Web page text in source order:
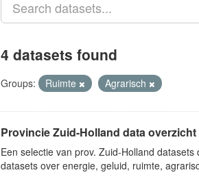
4 datasets found
Groups: Ruimte Agrarisch
Provincie Zuid-Holland data overzicht
Een selectie van prov. Zuid-Holland
datasets over energie, geluid, ruimte,